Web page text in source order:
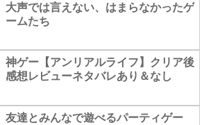
大声では言えない、はまらなかったゲ
ームたち
神ゲー【アンリアルライフ】クリア後
感想レビューネタバレあり＆なし
友達とみんなで遊べるパーティゲー